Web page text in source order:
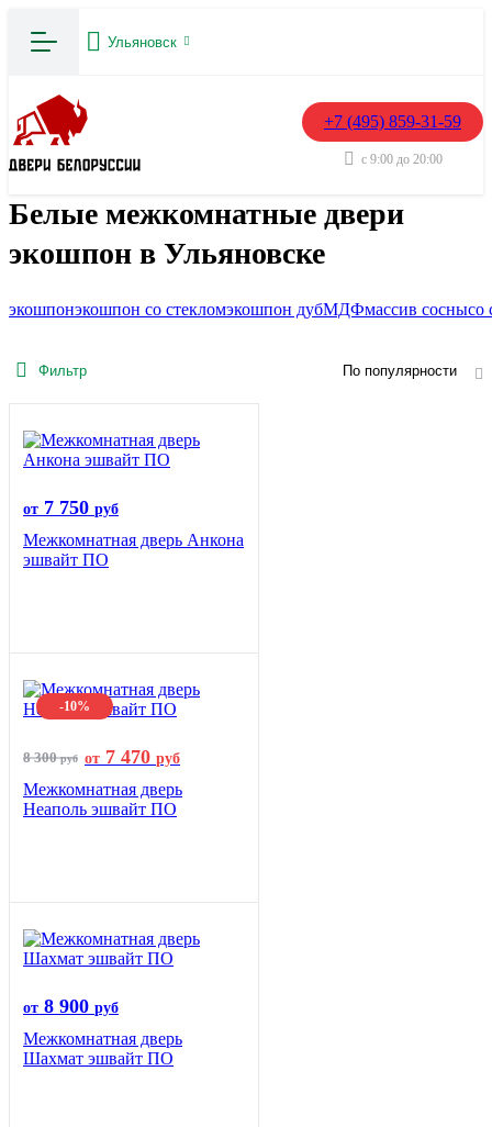
Ульяновск
+7 (495) 859-31-59
с 9:00 до 20:00
Белые межкомнатные двери
экошпон в Ульяновске
экошпонэкошпон со стекломэкошпон дубМДФмассив соснысо
Фильтр По популярности
от 7 750 руб
Межкомнатная дверь Анкона
эшвайт ПО
-10%
8 300руб от 7 470 руб
Межкомнатная дверь
Неаполь эшвайт ПО
от 8 900 руб
Межкомнатная дверь
Шахмат эшвайт ПО